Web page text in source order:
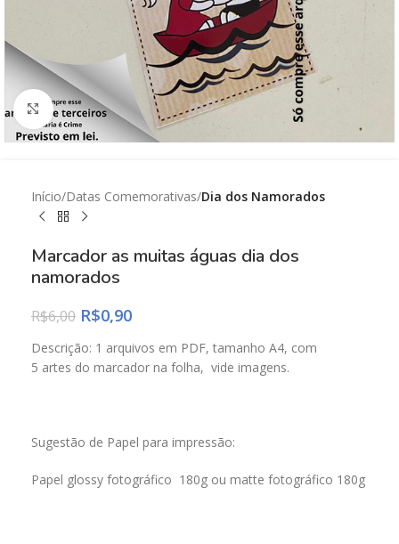
Click to enlarge
Início Datas Comemorativas Dia dos Namorados
Marcador as muitas águas dia dos
namorados
R$6,00 R$0,90
Descrição: 1 arquivos em PDF, tamanho A4, com
5 artes do marcador na folha, vide imagens.
Sugestão de Papel para impressão:
Papel glossy fotográfico 180g ou matte fotográfico 180g